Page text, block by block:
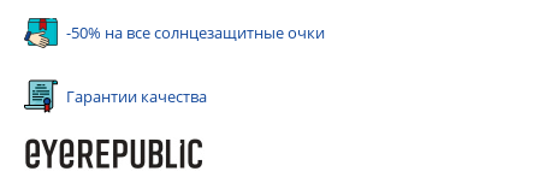
-50% на все солнцезащитные очки
Гарантии качества